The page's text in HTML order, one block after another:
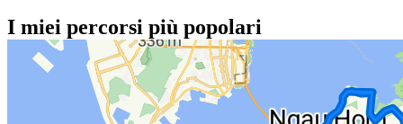
I miei percorsi più popolari